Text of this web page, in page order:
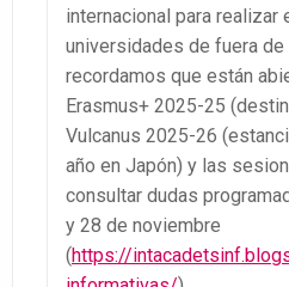
internacional para realizar
universidades de fuera de
recordamos que están
Erasmus+ 2025-25
Vulcanus 2025-26
año en Japón) y las
consultar dudas
y 28 de noviembre
(https://